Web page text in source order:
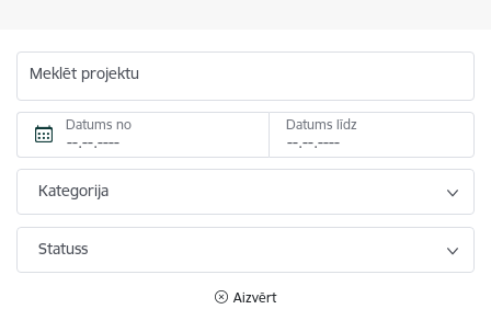
Meklēt projektu
Datums no Datums līdz
Kategorija
Statuss
Aizvērt